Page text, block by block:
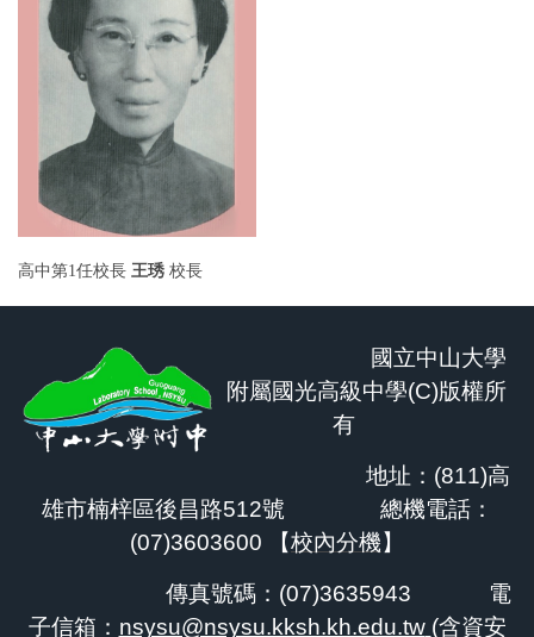
高中第1任校長 王琇 校長
國立中山大學
附屬國光高級中學(C)版權所
有
地址：(811)高
雄市楠梓區後昌路512號 總機電話：
(07)3603600 【校內分機】
傳真號碼：(07)3635943
電
子信箱： nsysu@nsysu.kksh.kh.edu.tw (含資安